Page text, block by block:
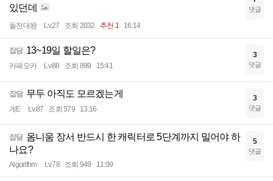
있던데
돌진대왕 Lv.27 조회 2032 추천 1 16:14
댓글
잡담 13~19일 할일은?
카페모카 Lv.88 조회 899 15:41
3
댓글
잡담 무두 아직도 모르겠는게
게E Lv.87 조회 579 13:16
3
댓글
잡담 옴니움 장서 반드시 한 캐릭터로 5단계까지 밀어야 하
나요?
Algorithm Lv.78 조회 949 11:09
5
댓글